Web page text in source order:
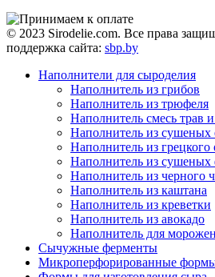
© 2023 Sirodelie.com. Все права
поддержка сайта: sbp.by
Наполнители для сыроделия
Наполнитель из грибов
Наполнитель из трюфеля
Наполнитель смесь трав
Наполнитель из сушеных
Наполнитель из грецкого
Наполнитель из сушеных
Наполнитель из черного
Наполнитель из каштана
Наполнитель из креветки
Наполнитель из авокадо
Наполнитель для
Сычужные ферменты
Микроперфорированные формы